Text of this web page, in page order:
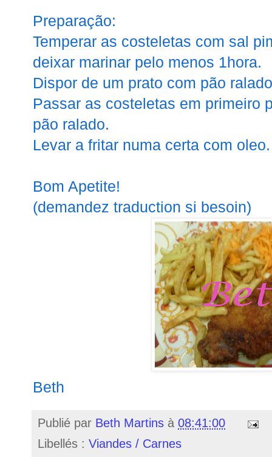
Preparação:
Temperar as costeletas com sal
deixar marinar pelo menos 1hora.
Dispor de um prato com pão
Passar as costeletas em primeiro
pão ralado.
Levar a fritar numa certa com oleo.
Bom Apetite!
(demandez traduction si besoin)
Beth
Publié par Beth Martins à 08:41:00
Libellés : Viandes / Carnes